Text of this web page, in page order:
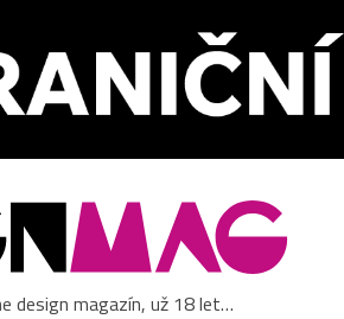
design magazín, už 18 let…